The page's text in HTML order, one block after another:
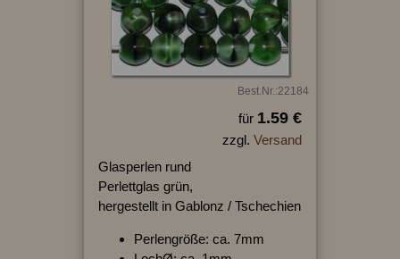
Best.Nr.:22184
für 1.59 €
zzgl. Versand
Glasperlen rund
Perlettglas grün,
hergestellt in Gablonz / Tschechien
Perlengröße: ca. 7mm